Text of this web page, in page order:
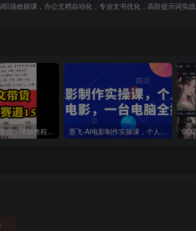
职场效能课，办公文档自动化，专业文书优化，高阶提示词实战
2025抖音图文带货：详细教程，账号装修定位，素材获取技巧，挂车变现方法… 墨飞-AI电影制作实操课，个人就能做电影，一台电脑全搞定